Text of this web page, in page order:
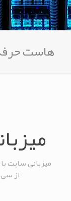
هاست
میزبانی سایت
از